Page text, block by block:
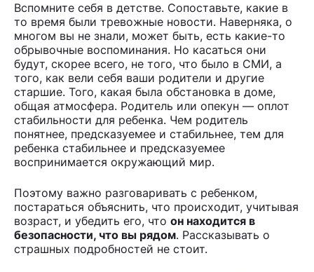
Вспомните себя в детстве. Сопоставьте, какие в
то время были тревожные новости. Наверняка, о
многом вы не знали, может быть, есть какие-то
обрывочные воспоминания. Но касаться они
будут, скорее всего, не того, что было в СМИ, а
того, как вели себя ваши родители и другие
старшие. Того, какая была обстановка в доме,
общая атмосфера. Родитель или опекун — оплот
стабильности для ребенка. Чем родитель
понятнее, предсказуемее и стабильнее, тем для
ребенка стабильнее и предсказуемее
воспринимается окружающий мир.
Поэтому важно разговаривать с ребенком,
постараться объяснить, что происходит, учитывая
возраст, и убедить его, что он находится в
безопасности, что вы рядом. Рассказывать о
страшных подробностей не стоит.